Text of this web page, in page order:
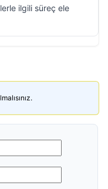
ilgili süreç ele